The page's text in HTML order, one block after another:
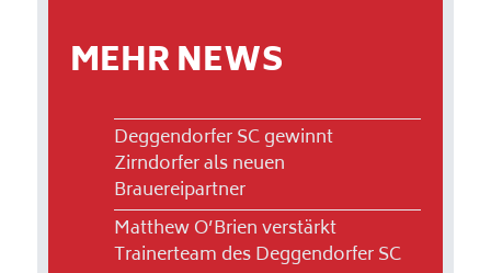
MEHR NEWS
Deggendorfer SC gewinnt
Zirndorfer als neuen
Brauereipartner
Matthew O’Brien verstärkt
Trainerteam des Deggendorfer SC